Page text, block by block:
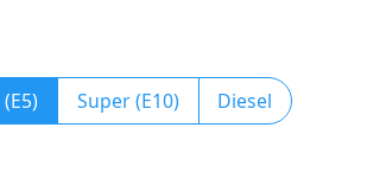
Super (E10) Diesel